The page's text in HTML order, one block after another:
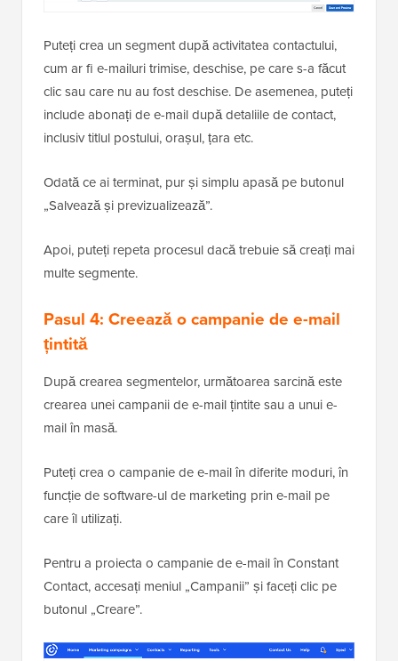
Puteți crea un segment după activitatea contactului,
cum ar fi e-mailuri trimise, deschise, pe care s-a făcut
clic sau care nu au fost deschise. De asemenea, puteți
include abonați de e-mail după detaliile de contact,
inclusiv titlul postului, orașul, țara etc.
Odată ce ai terminat, pur și simplu apasă pe butonul
„Salvează și previzualizează”.
Apoi, puteți repeta procesul dacă trebuie să creați mai
multe segmente.
Pasul 4: Creează o campanie de e-mail
țintită
După crearea segmentelor, următoarea sarcină este
crearea unei campanii de e-mail țintite sau a unui e-
mail în masă.
Puteți crea o campanie de e-mail în diferite moduri, în
funcție de software-ul de marketing prin e-mail pe
care îl utilizați.
Pentru a proiecta o campanie de e-mail în Constant
Contact, accesați meniul „Campanii” și faceți clic pe
butonul „Creare”.